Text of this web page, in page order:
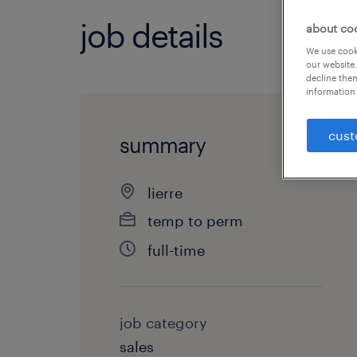
job details
summary
lierre
temp to perm
full-time
job category
sales
about
We use
our
decline
information